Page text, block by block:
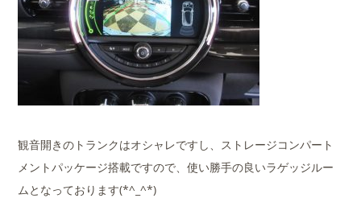
観音開きのトランクはオシャレですし、ストレージコンパート
メントパッケージ搭載ですので、使い勝手の良いラゲッジルー
ムとなっております(*^_^*)